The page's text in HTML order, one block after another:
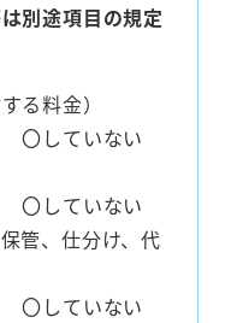
別途項目の規定
る料金）
していない
していない
管、仕分け、代
していない